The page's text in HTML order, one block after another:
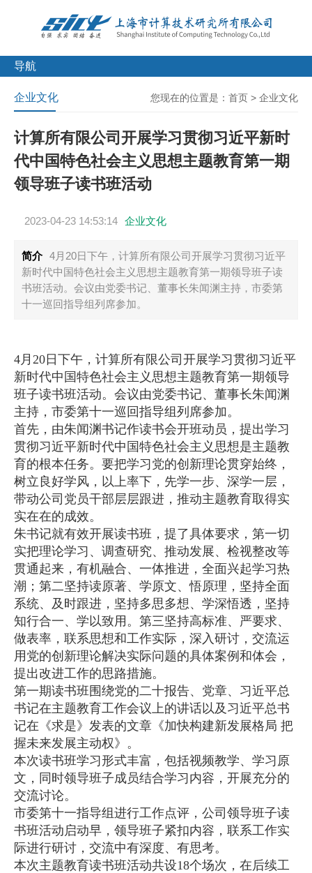
导航
您现在的位置是： 首页 > 企业文化
企业文化
计算所有限公司开展学习贯彻习近平新时
代中国特色社会主义思想主题教育第一期
领导班子读书班活动
2023-04-23 14:53:14 企业文化
简介 4月20日下午，计算所有限公司开展学习贯彻习近平
新时代中国特色社会主义思想主题教育第一期领导班子读
书班活动。会议由党委书记、董事长朱闻渊主持，市委第
十一巡回指导组列席参加。
4月20日下午，计算所有限公司开展学习贯彻习近平
新时代中国特色社会主义思想主题教育第一期领导
班子读书班活动。会议由党委书记、董事长朱闻渊
主持，市委第十一巡回指导组列席参加。
首先，由朱闻渊书记作读书会开班动员，提出学习
贯彻习近平新时代中国特色社会主义思想是主题教
育的根本任务。要把学习党的创新理论贯穿始终，
树立良好学风，以上率下，先学一步、深学一层，
带动公司党员干部层层跟进，推动主题教育取得实
实在在的成效。
朱书记就有效开展读书班，提了具体要求，第一切
实把理论学习、调查研究、推动发展、检视整改等
贯通起来，有机融合、一体推进，全面兴起学习热
潮；第二坚持读原著、学原文、悟原理，坚持全面
系统、及时跟进，坚持多思多想、学深悟透，坚持
知行合一、学以致用。第三坚持高标准、严要求、
做表率，联系思想和工作实际，深入研讨，交流运
用党的创新理论解决实际问题的具体案例和体会，
提出改进工作的思路措施。
第一期读书班围绕党的二十报告、党章、习近平总
书记在主题教育工作会议上的讲话以及习近平总书
记在《求是》发表的文章《加快构建新发展格局 把
握未来发展主动权》。
本次读书班学习形式丰富，包括视频教学、学习原
文，同时领导班子成员结合学习内容，开展充分的
交流讨论。
市委第十一指导组进行工作点评，公司领导班子读
书班活动启动早，领导班子紧扣内容，联系工作实
际进行研讨，交流中有深度、有思考。
本次主题教育读书班活动共设18个场次，在后续工